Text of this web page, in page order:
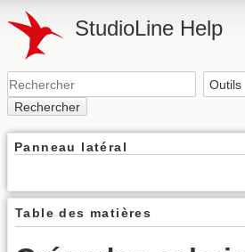
StudioLine Help
Rechercher
Panneau latéral
Table des matières